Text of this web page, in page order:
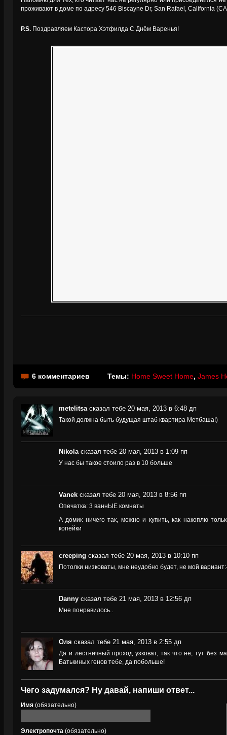
проживают в доме по адресу 546 Biscayne Dr, San Rafael, California
P.S. Поздравляем Кастора Хэтфилда С Днём Варенья!
6 комментариев Темы: Home Sweet Home, James
metelitsa сказал тебе 20 мая, 2013 в 6:48 дп
Такой должна быть будущая штаб квартира Метбаша!)
Nikola сказал тебе 20 мая, 2013 в 1:09 пп
У нас бы такое стоило раз в 10 больше
Vanek сказал тебе 20 мая, 2013 в 8:56 пп
Опечатка: 3 ваннЫЕ комнаты
А домик ничего так, можно и купить, как накоплю
копейки
creeping сказал тебе 20 мая, 2013 в 10:10 пп
Потолки низковаты, мне неудобно будет, не мой
Danny сказал тебе 21 мая, 2013 в 12:56 дп
Мне понравилось..
Оля сказал тебе 21 мая, 2013 в 2:55 дп
Да и лестничный проход узковат, так что не, тут без
Батькиных генов тебе, да побольше!
Чего задумался? Ну давай, напиши ответ...
Имя (обязательно)
Электропочта (обязательно)